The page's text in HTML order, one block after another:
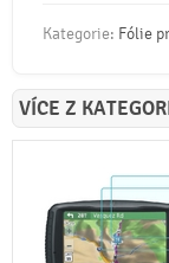
Kategorie: Fólie
VÍCE Z